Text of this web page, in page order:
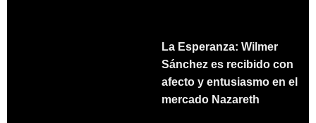
La Esperanza: Wilmer
Sánchez es recibido con
afecto y entusiasmo en el
mercado Nazareth